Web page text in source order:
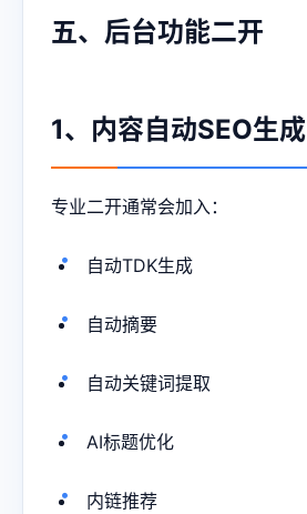
五、后台功能二开
1、内容自动SEO生成
专业二开通常会加入：
自动TDK生成
自动摘要
自动关键词提取
AI标题优化
内链推荐